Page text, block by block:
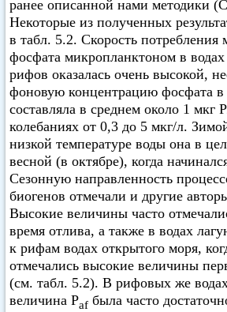
ранее описанной нами методики
Некоторые из полученных
в табл. 5.2. Скорость потребления
фосфата микропланктоном в
рифов оказалась очень высокой,
фоновую концентрацию фосфата в
составляла в среднем около 1 мкг
колебаниях от 0,3 до 5 мкг/л.
низкой температуре воды она в
весной (в октябре), когда
Сезонную направленность
биогенов отмечали и другие
Высокие величины часто
время отлива, а также в водах
к рифам водах открытого моря,
отмечались высокие величины
(см. табл. 5.2). В рифовых же
величина Paf была часто